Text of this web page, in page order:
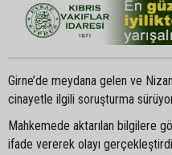
Girne’de meydana gelen ve
cinayetle ilgili soruşturma
Mahkemede aktarılan bilgilere
ifade vererek olayı